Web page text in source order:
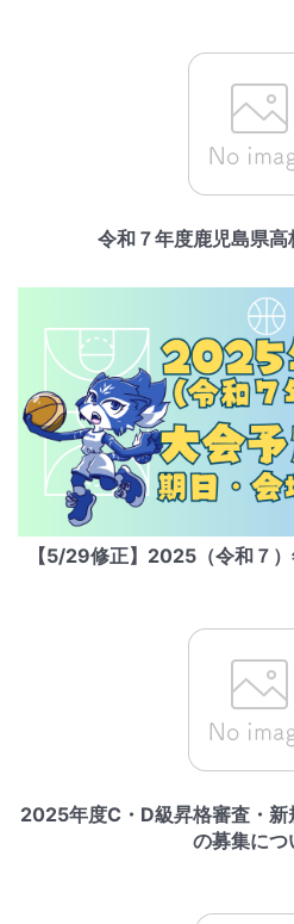
令和７年度鹿児島県
【5/29修正】2025（令和７
2025年度C・D級昇格審査・
の募集につ